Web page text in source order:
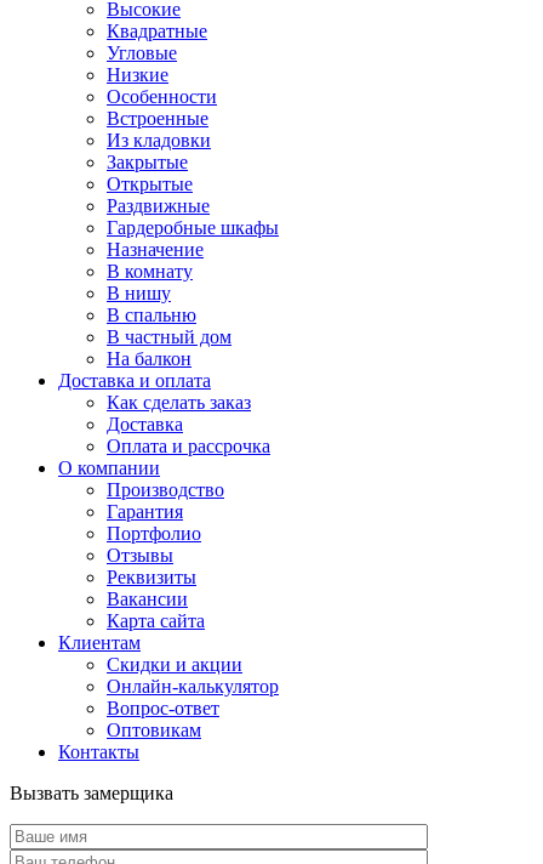
Высокие
Квадратные
Угловые
Низкие
Особенности
Встроенные
Из кладовки
Закрытые
Открытые
Раздвижные
Гардеробные шкафы
Назначение
В комнату
В нишу
В спальню
В частный дом
На балкон
Доставка и оплата
Как сделать заказ
Доставка
Оплата и рассрочка
О компании
Производство
Гарантия
Портфолио
Отзывы
Реквизиты
Вакансии
Карта сайта
Клиентам
Скидки и акции
Онлайн-калькулятор
Вопрос-ответ
Оптовикам
Контакты
Вызвать замерщика